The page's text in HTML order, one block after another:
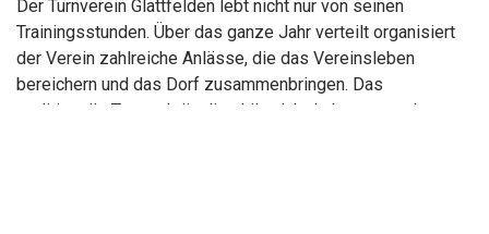
Der Turnverein Glattfelden lebt nicht nur von seinen
Trainingsstunden. Über das ganze Jahr verteilt organisiert
der Verein zahlreiche Anlässe, die das Vereinsleben
bereichern und das Dorf zusammenbringen. Das
traditionelle Turnerchränzli gehört dabei ebenso zu den